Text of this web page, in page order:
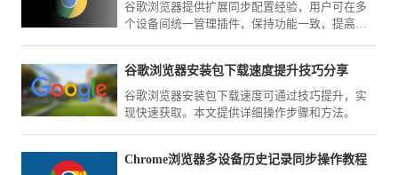
谷歌浏览器提供扩展同步配置经验，用户可在多
个设备间统一管理插件，保持功能一致，提高浏
谷歌浏览器安装包下载速度提升技巧分享
谷歌浏览器安装包下载速度可通过技巧提升，实
现快速获取。本文提供详细操作步骤和方法。
Chrome浏览器多设备历史记录同步操作教程